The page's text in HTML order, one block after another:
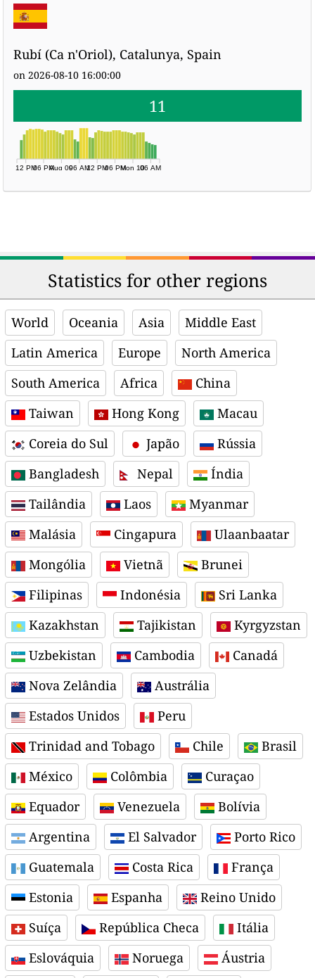
Rubí (Ca n'Oriol), Catalunya, Spain
on 2026-08-10 16:00:00
11
12 PM06 PMAug 0906 AM12 PM06 PMMon 1006 AM
Statistics for other regions
World Oceania Asia
Middle East
Latin America
Europe
North America
South America
Africa
China
Taiwan
Hong Kong
Macau
Coreia do Sul
Japão
Rússia
Bangladesh
Nepal
Índia
Tailândia
Laos
Myanmar
Malásia
Cingapura
Ulaanbaatar
Mongólia
Vietnã
Brunei
Filipinas
Indonésia
Sri Lanka
Kazakhstan
Tajikistan
Kyrgyzstan
Uzbekistan
Cambodia
Canadá
Nova Zelândia
Austrália
Estados Unidos
Peru
Trinidad and Tobago
Chile
Brasil
México
Colômbia
Curaçao
Equador
Venezuela
Bolívia
Argentina
El Salvador
Porto Rico
Guatemala
Costa Rica
França
Estonia
Espanha
Reino Unido
Suíça
República Checa
Itália
Eslováquia
Noruega
Áustria